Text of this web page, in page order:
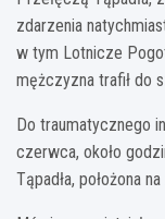
zdarzenia
w tym Lotnicze
mężczyzna trafił do
Do traumatycznego
czerwca, około
Tąpadła, położona